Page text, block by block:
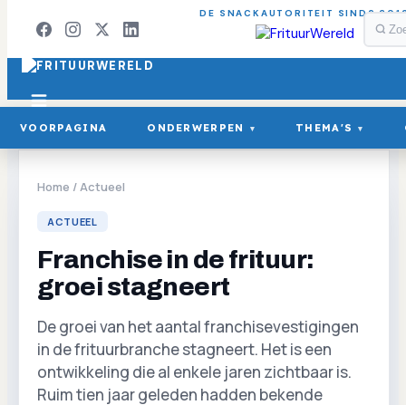
DE SNACKAUTORITEIT SINDS
VOORPAGINA ONDERWERPEN ▾ THEMA'S ▾
Home /Actueel
ACTUEEL
Franchise in de frituur:
groei stagneert
De groei van het aantal franchisevestigingen
in de frituurbranche stagneert. Het is een
ontwikkeling die al enkele jaren zichtbaar is.
Ruim tien jaar geleden hadden bekende